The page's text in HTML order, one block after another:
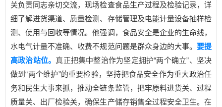
关负责同志亲切交流，现场检查食品生产过程及检验记录，详
细了解进货渠道、质量检测、存储管理及电能计量设备抽样检
测、使用与回收等情况。他强调，食品安全是企业的生命线，
水电气计量不准确、收费不规范问题是群众身边的大事。 要提
高政治站位。真正把集中整治作为坚定拥护“两个确立”、坚决
做到“两个维护”的重要检验，坚持把食品安全作为重大政治任
务和民生大事来抓，推动全链条监管，把牢原料进货关、过程
质量关、出厂检验关，确保生产储存销售全过程安全卫生。在